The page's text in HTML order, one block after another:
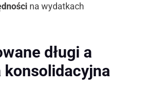
na wydatkach
długi a
konsolidacyjna